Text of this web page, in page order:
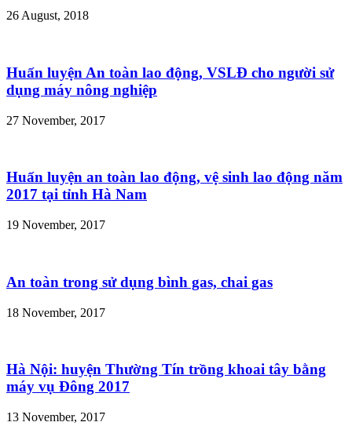
26 August, 2018
Huấn luyện An toàn lao động, VSLĐ cho người sử
dụng máy nông nghiệp
27 November, 2017
Huấn luyện an toàn lao động, vệ sinh lao động năm
2017 tại tỉnh Hà Nam
19 November, 2017
An toàn trong sử dụng bình gas, chai gas
18 November, 2017
Hà Nội: huyện Thường Tín trồng khoai tây bằng
máy vụ Đông 2017
13 November, 2017